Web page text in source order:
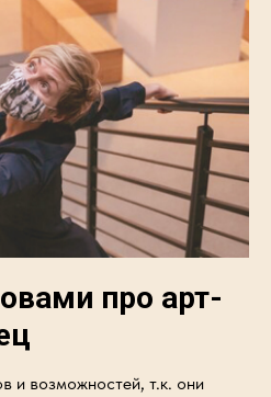
про арт-
и возможностей, т.к. они